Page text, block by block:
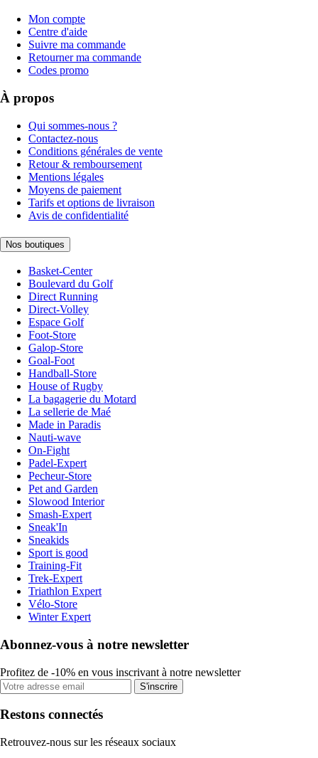
Mon compte
Centre d'aide
Suivre ma commande
Retourner ma commande
Codes promo
À propos
Qui sommes-nous ?
Contactez-nous
Conditions générales de vente
Retour & remboursement
Mentions légales
Moyens de paiement
Tarifs et options de livraison
Avis de confidentialité
Nos boutiques
Basket-Center
Boulevard du Golf
Direct Running
Direct-Volley
Espace Golf
Foot-Store
Galop-Store
Goal-Foot
Handball-Store
House of Rugby
La bagagerie du Motard
La sellerie de Maé
Made in Paradis
Nauti-wave
On-Fight
Padel-Expert
Pecheur-Store
Pet and Garden
Slowood Interior
Smash-Expert
Sneak'In
Sneakids
Sport is good
Training-Fit
Trek-Expert
Triathlon Expert
Vélo-Store
Winter Expert
Abonnez-vous à notre newsletter
Profitez de -10% en vous inscrivant à notre newsletter
S'inscrire
Restons connectés
Retrouvez-nous sur les réseaux sociaux